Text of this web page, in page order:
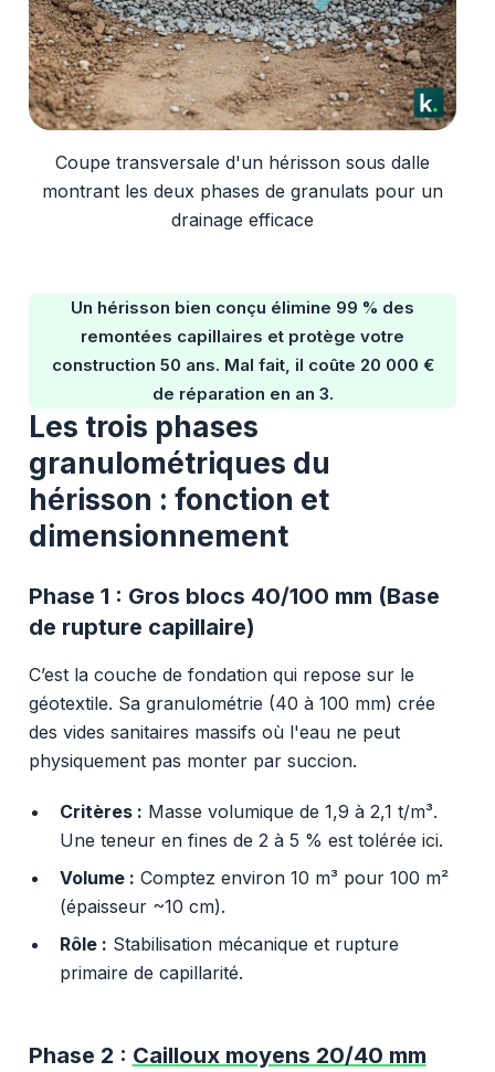
Coupe transversale d'un hérisson sous dalle
montrant les deux phases de granulats pour un
drainage efficace
Un hérisson bien conçu élimine 99 % des
remontées capillaires et protège votre
construction 50 ans. Mal fait, il coûte 20 000 €
de réparation en an 3.
Les trois phases
granulométriques du
hérisson : fonction et
dimensionnement
Phase 1 : Gros blocs 40/100 mm (Base
de rupture capillaire)
C’est la couche de fondation qui repose sur le
géotextile. Sa granulométrie (40 à 100 mm) crée
des vides sanitaires massifs où l'eau ne peut
physiquement pas monter par succion.
Critères : Masse volumique de 1,9 à 2,1 t/m³.
Une teneur en fines de 2 à 5 % est tolérée ici.
Volume : Comptez environ 10 m³ pour 100 m²
(épaisseur ~10 cm).
Rôle : Stabilisation mécanique et rupture
primaire de capillarité.
Phase 2 : Cailloux moyens 20/40 mm